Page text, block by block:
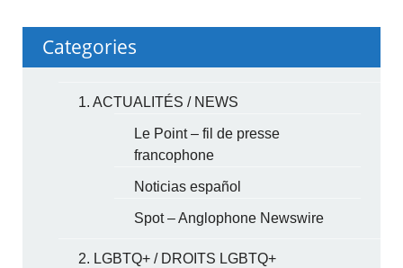
Categories
1. ACTUALITÉS / NEWS
Le Point – fil de presse
francophone
Noticias español
Spot – Anglophone Newswire
2. LGBTQ+ / DROITS LGBTQ+